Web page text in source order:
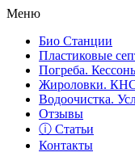
Меню
Био Станции
Пластиковые
Погреба.
Жироловки.
Водоочистка.
Отзывы
ⓘ Статьи
Контакты